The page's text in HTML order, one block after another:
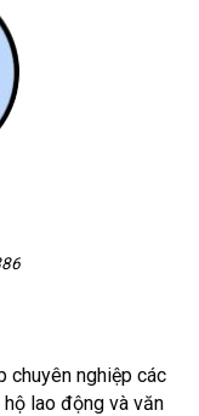
chuyên nghiệp các
lao động và văn